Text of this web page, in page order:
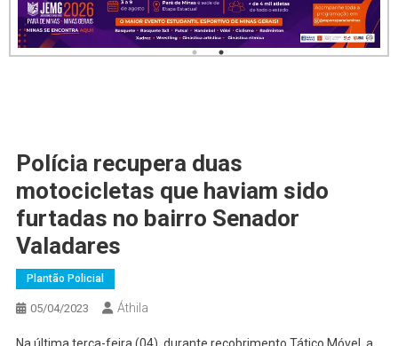
Polícia recupera duas
motocicletas que haviam sido
furtadas no bairro Senador
Valadares
Plantão Policial
05/04/2023 Áthila